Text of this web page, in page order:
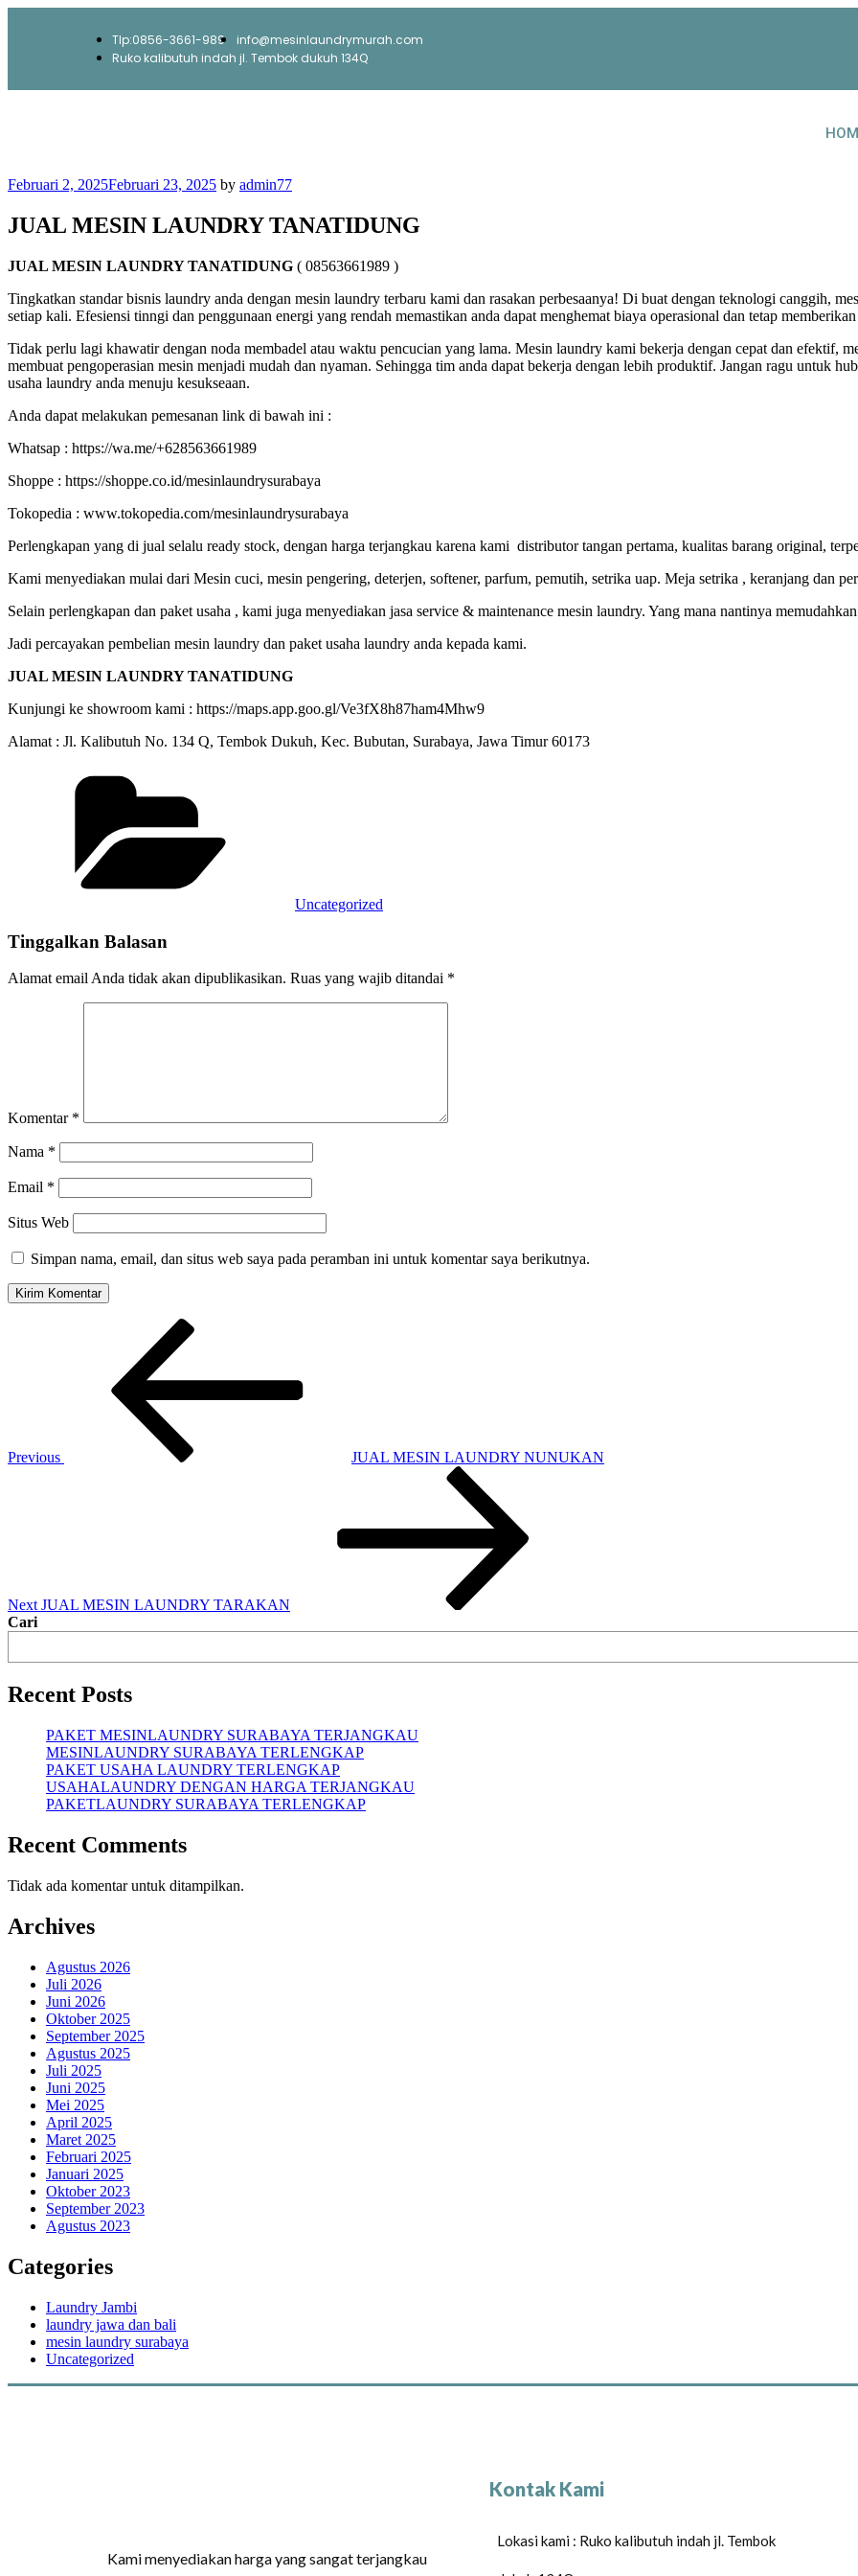
Tlp:0856-3661-989
info@mesinlaundrymurah.com
Ruko kalibutuh indah jl. Tembok dukuh 134Q
Februari 2, 2025Februari 23, 2025 by admin77
JUAL MESIN LAUNDRY TANATIDUNG
JUAL MESIN LAUNDRY TANATIDUNG ( 08563661989 )
Tingkatkan standar bisnis laundry anda dengan mesin laundry terbaru kami dan rasakan perbesaanya! Di buat dengan teknologi canggih,
setiap kali. Efesiensi tinngi dan penggunaan energi yang rendah memastikan anda dapat menghemat biaya operasional dan tetap
Tidak perlu lagi khawatir dengan noda membadel atau waktu pencucian yang lama. Mesin laundry kami bekerja dengan cepat dan efektif,
membuat pengoperasian mesin menjadi mudah dan nyaman. Sehingga tim anda dapat bekerja dengan lebih produktif. Jangan ragu untuk
usaha laundry anda menuju kesukseaan.
Anda dapat melakukan pemesanan link di bawah ini :
Whatsap : https://wa.me/+628563661989
Shoppe : https://shoppe.co.id/mesinlaundrysurabaya
Tokopedia : www.tokopedia.com/mesinlaundrysurabaya
Perlengkapan yang di jual selalu ready stock, dengan harga terjangkau karena kami distributor tangan pertama, kualitas barang original,
Kami menyediakan mulai dari Mesin cuci, mesin pengering, deterjen, softener, parfum, pemutih, setrika uap. Meja setrika , keranjang dan
Selain perlengkapan dan paket usaha , kami juga menyediakan jasa service & maintenance mesin laundry. Yang mana nantinya
Jadi percayakan pembelian mesin laundry dan paket usaha laundry anda kepada kami.
JUAL MESIN LAUNDRY TANATIDUNG
Kunjungi ke showroom kami : https://maps.app.goo.gl/Ve3fX8h87ham4Mhw9
Alamat : Jl. Kalibutuh No. 134 Q, Tembok Dukuh, Kec. Bubutan, Surabaya, Jawa Timur 60173
Uncategorized
Tinggalkan Balasan
Alamat email Anda tidak akan dipublikasikan. Ruas yang wajib ditandai *
Komentar *
Nama *
Email *
Situs Web
Simpan nama, email, dan situs web saya pada peramban ini untuk komentar saya berikutnya.
Previous JUAL MESIN LAUNDRY NUNUKAN
Next JUAL MESIN LAUNDRY TARAKAN
Cari
Recent Posts
PAKET MESINLAUNDRY SURABAYA TERJANGKAU
MESINLAUNDRY SURABAYA TERLENGKAP
PAKET USAHA LAUNDRY TERLENGKAP
USAHALAUNDRY DENGAN HARGA TERJANGKAU
PAKETLAUNDRY SURABAYA TERLENGKAP
Recent Comments
Tidak ada komentar untuk ditampilkan.
Archives
Agustus 2026
Juli 2026
Juni 2026
Oktober 2025
September 2025
Agustus 2025
Juli 2025
Juni 2025
Mei 2025
April 2025
Maret 2025
Februari 2025
Januari 2025
Oktober 2023
September 2023
Agustus 2023
Categories
Laundry Jambi
laundry jawa dan bali
mesin laundry surabaya
Uncategorized
Kami menyediakan harga yang sangat terjangkau
Kontak Kami
Lokasi kami : Ruko kalibutuh indah jl. Tembok